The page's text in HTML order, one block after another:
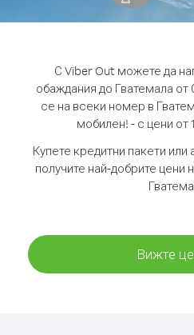
С Viber Out можете да
обаждания до Гватемала от
се на всеки номер в
мобилен! - с цени от
Купете кредитни пакети или
получите най-добрите цени
Вижте